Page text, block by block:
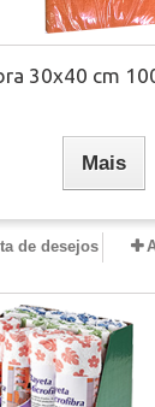
30x40 cm
Mais
de desejos